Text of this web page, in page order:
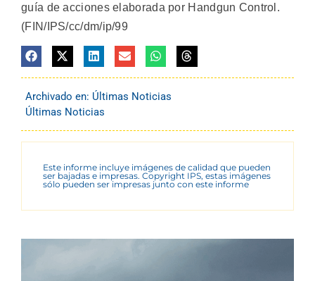
guía de acciones elaborada por Handgun Control.
(FIN/IPS/cc/dm/ip/99
Archivado en: Últimas Noticias
Últimas Noticias
Este informe incluye imágenes de calidad que pueden
ser bajadas e impresas. Copyright IPS, estas imágenes
sólo pueden ser impresas junto con este informe